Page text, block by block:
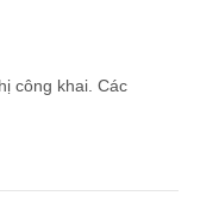
công khai. Các